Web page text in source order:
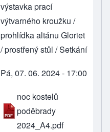
výstavka prací
výtvarného kroužku /
prohlídka altánu Gloriet
/ prostřený stůl / Setkání
Pá, 07. 06. 2024 - 17:00
noc kostelů
poděbrady
2024_A4.pdf